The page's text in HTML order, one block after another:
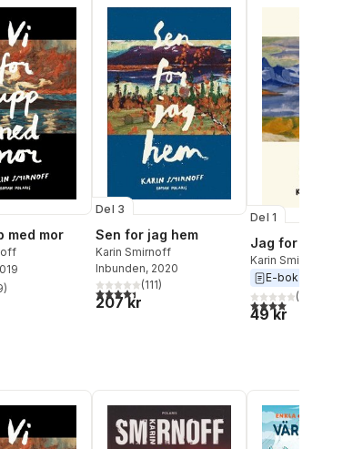
med mor
Totalt antal röster:
)
Del 3
Sen for jag hem
Karin Smirnoff
Inbunden, 2020
4,4utav 5 stjärnor. Totalt antal röster:
(111)
207 kr
Del 1
Jag for ner
Karin Smirnoff
E-bok
4,0utav 5(
49 kr